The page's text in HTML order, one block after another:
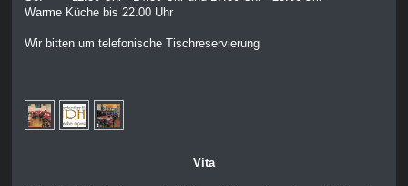
Warme Küche bis 22.00 Uhr
Wir bitten um telefonische Tischreservierung
Vita